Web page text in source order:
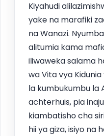
Kiyahudi
yake na marafiki
na Wanazi.
alitumia kama
iliwaweka salama
wa Vita vya
la kumbukumbu la
achterhuis, pia
kiambatisho cha
hii ya giza, isiyo na